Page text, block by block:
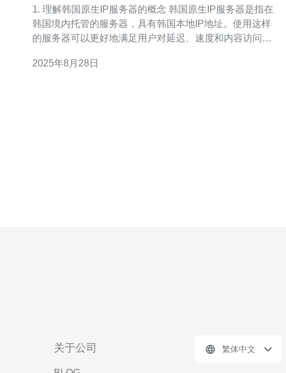
1. 理解韩国原生IP服务器的概念 韩国原生IP服务器是指在
韩国境内托管的服务器，具有韩国本地IP地址。使用这样
的服务器可以更好地满足用户对延迟、速度和内容访问的
容时，稳定的韩国原生IP服务器能够提供更优质的体验。
2025年8月28日
关于公司 繁体中文